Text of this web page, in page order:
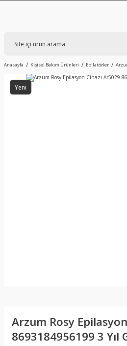
Anasayfa Kişisel Bakım Ürünleri Epilatörler
Yeni
Arzum Rosy
8693184956199 3 Yıl